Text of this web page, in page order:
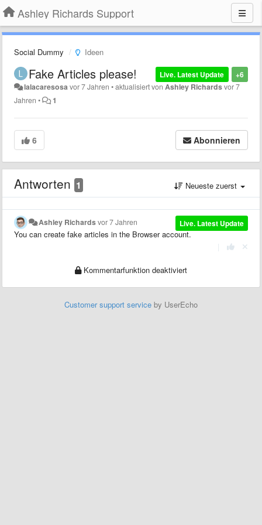
Ashley Richards Support
Social Dummy Ideen
+6
Live. Latest Update
Fake Articles please!
lalacaresosavor 7 Jahren •aktualisiert vonAshley Richardsvor 7
Jahren • 1
6 Abonnieren
Antworten 1 Neueste zuerst
Live. Latest Update
Ashley Richardsvor 7 Jahren
You can create fake articles in the Browser account.
Kommentarfunktion deaktiviert
Customer support service by UserEcho